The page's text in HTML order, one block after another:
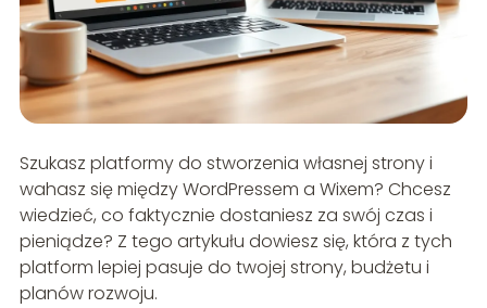
Szukasz platformy do stworzenia własnej strony i
wahasz się między WordPressem a Wixem? Chcesz
wiedzieć, co faktycznie dostaniesz za swój czas i
pieniądze? Z tego artykułu dowiesz się, która z tych
platform lepiej pasuje do twojej strony, budżetu i
planów rozwoju.